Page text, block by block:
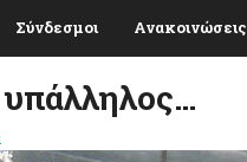
Σύνδεσμοι Ανακοινώσεις